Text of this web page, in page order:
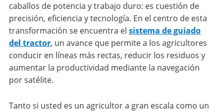
caballos de potencia y trabajo duro: es cuestión de
precisión, eficiencia y tecnología. En el centro de esta
transformación se encuentra elsistema de guiado
del tractor, un avance que permite a los agricultores
conducir en líneas más rectas, reducir los residuos y
aumentar la productividad mediante la navegación
por satélite.
Tanto si usted es un agricultor a gran escala como un